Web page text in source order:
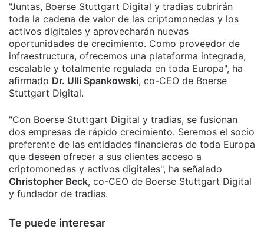
"Juntas, Boerse Stuttgart Digital y tradias cubrirán
toda la cadena de valor de las criptomonedas y los
activos digitales y aprovecharán nuevas
oportunidades de crecimiento. Como proveedor de
infraestructura, ofrecemos una plataforma integrada,
escalable y totalmente regulada en toda Europa", ha
afirmado Dr. Ulli Spankowski, co-CEO de Boerse
Stuttgart Digital.
"Con Boerse Stuttgart Digital y tradias, se fusionan
dos empresas de rápido crecimiento. Seremos el socio
preferente de las entidades financieras de toda Europa
que deseen ofrecer a sus clientes acceso a
criptomonedas y activos digitales", ha señalado
Christopher Beck, co-CEO de Boerse Stuttgart Digital
y fundador de tradias.
Te puede interesar